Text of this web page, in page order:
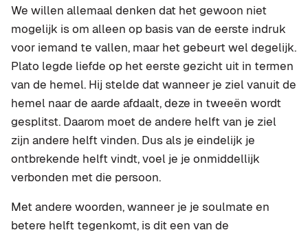
We willen allemaal denken dat het gewoon niet
mogelijk is om alleen op basis van de eerste indruk
voor iemand te vallen, maar het gebeurt wel degelijk.
Plato legde liefde op het eerste gezicht uit in termen
van de hemel. Hij stelde dat wanneer je ziel vanuit de
hemel naar de aarde afdaalt, deze in tweeën wordt
gesplitst. Daarom moet de andere helft van je ziel
zijn andere helft vinden. Dus als je eindelijk je
ontbrekende helft vindt, voel je je onmiddellijk
verbonden met die persoon.
Met andere woorden, wanneer je je soulmate en
betere helft tegenkomt, is dit een van de